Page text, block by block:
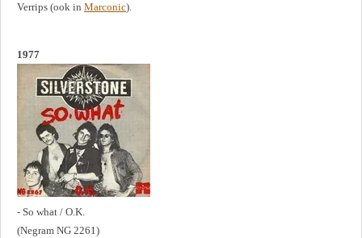
Verrips (ook in Marconic).
1977
- So what / O.K.
(Negram NG 2261)